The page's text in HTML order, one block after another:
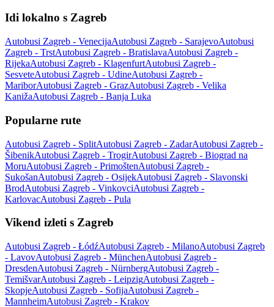
Idi lokalno s Zagreb
Autobusi Zagreb - VenecijaAutobusi Zagreb - SarajevoAutobusi
Zagreb - TrstAutobusi Zagreb - BratislavaAutobusi Zagreb -
RijekaAutobusi Zagreb - KlagenfurtAutobusi Zagreb -
SesveteAutobusi Zagreb - UdineAutobusi Zagreb -
MariborAutobusi Zagreb - GrazAutobusi Zagreb - Velika
KanižaAutobusi Zagreb - Banja Luka
Popularne rute
Autobusi Zagreb - SplitAutobusi Zagreb - ZadarAutobusi Zagreb -
ŠibenikAutobusi Zagreb - TrogirAutobusi Zagreb - Biograd na
MoruAutobusi Zagreb - PrimoštenAutobusi Zagreb -
SukošanAutobusi Zagreb - OsijekAutobusi Zagreb - Slavonski
BrodAutobusi Zagreb - VinkovciAutobusi Zagreb -
KarlovacAutobusi Zagreb - Pula
Vikend izleti s Zagreb
Autobusi Zagreb - ŁódźAutobusi Zagreb - MilanoAutobusi Zagreb
- LavovAutobusi Zagreb - MünchenAutobusi Zagreb -
DresdenAutobusi Zagreb - NürnbergAutobusi Zagreb -
TemišvarAutobusi Zagreb - LeipzigAutobusi Zagreb -
SkopjeAutobusi Zagreb - SofijaAutobusi Zagreb -
MannheimAutobusi Zagreb - Krakov